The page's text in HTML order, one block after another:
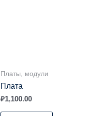
Платы, модули
Плата
₽1,100.00